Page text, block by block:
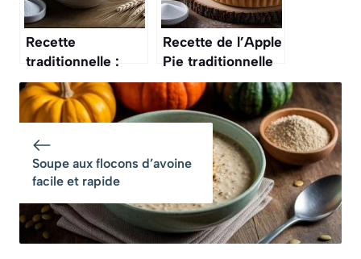
Recette
traditionnelle :
pâte à galettes de
blé noir
Recette de l’Apple
Pie traditionnelle
de A à Z
Soupe aux flocons d’avoine
facile et rapide